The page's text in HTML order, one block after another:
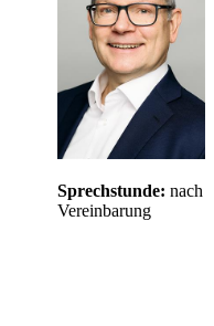
​Sprechstunde:nach
Vereinbarung